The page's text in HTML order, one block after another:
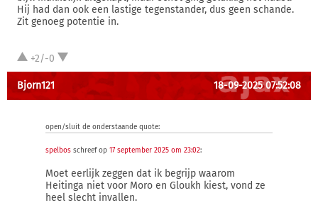
Hij had dan ook een lastige tegenstander, dus geen schande.
Zit genoeg potentie in.
+2/-0
Bjorn121 18-09-2025 07:52:08
open/sluit de onderstaande quote:
spelbos schreef op 17 september 2025 om 23:02:
Moet eerlijk zeggen dat ik begrijp waarom
Heitinga niet voor Moro en Gloukh kiest, vond ze
heel slecht invallen.